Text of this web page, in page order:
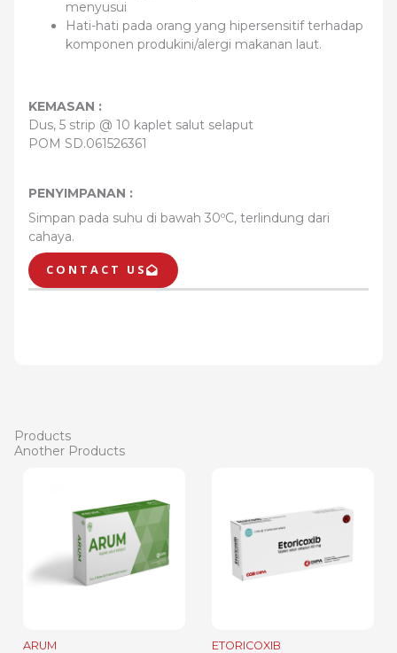
menyusui
Hati-hati pada orang yang hipersensitif terhadap
komponen produkini/alergi makanan laut.
KEMASAN :
Dus, 5 strip @ 10 kaplet salut selaput
POM SD.061526361
PENYIMPANAN :
Simpan pada suhu di bawah 30ºC, terlindung dari
cahaya.
CONTACT US
Products
Another Products
ARUM ETORICOXIB